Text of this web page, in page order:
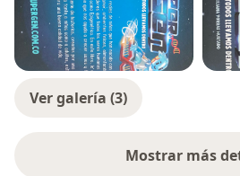
Ver galería (3)
Mostrar más